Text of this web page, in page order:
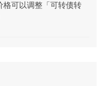
格可以调整「可转债转